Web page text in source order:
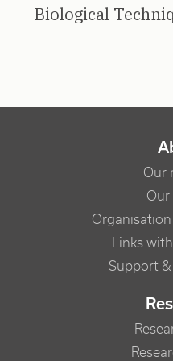
Biological
NAVIGATION
Our
Our
Links
Support